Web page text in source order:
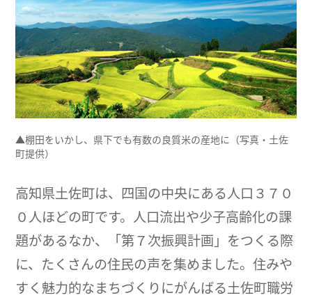
▲棚田をいかし、県下でも有数の良質米の産地に（写真・土佐
町提供）
高知県土佐町は、四国の中央にある人口３７０
０人ほどの町です。人口流出や少子高齢化の課
題があるなか、「第７次振興計画」をつくる際
に、たくさんの住民の声を集めました。住みや
すく魅力的なまちづくりにがんばる土佐町職労